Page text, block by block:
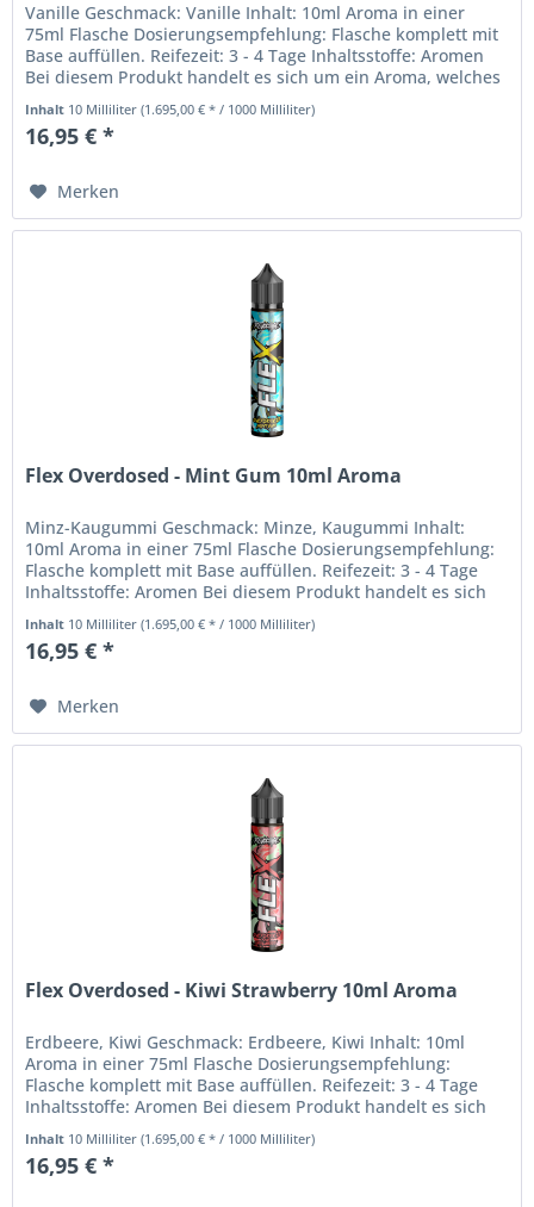
Vanille Geschmack: Vanille Inhalt: 10ml Aroma in einer
75ml Flasche Dosierungsempfehlung: Flasche komplett mit
Base auffüllen. Reifezeit: 3 - 4 Tage Inhaltsstoffe: Aromen
Bei diesem Produkt handelt es sich um ein Aroma, welches
nicht zum...
Inhalt 10 Milliliter(1.695,00 € * / 1000 Milliliter)
16,95 € *
Merken
Flex Overdosed - Mint Gum 10ml Aroma
Minz-Kaugummi Geschmack: Minze, Kaugummi Inhalt:
10ml Aroma in einer 75ml Flasche Dosierungsempfehlung:
Flasche komplett mit Base auffüllen. Reifezeit: 3 - 4 Tage
Inhaltsstoffe: Aromen Bei diesem Produkt handelt es sich
um ein Aroma,...
Inhalt 10 Milliliter(1.695,00 € * / 1000 Milliliter)
16,95 € *
Merken
Flex Overdosed - Kiwi Strawberry 10ml Aroma
Erdbeere, Kiwi Geschmack: Erdbeere, Kiwi Inhalt: 10ml
Aroma in einer 75ml Flasche Dosierungsempfehlung:
Flasche komplett mit Base auffüllen. Reifezeit: 3 - 4 Tage
Inhaltsstoffe: Aromen Bei diesem Produkt handelt es sich
um ein Aroma,...
Inhalt 10 Milliliter(1.695,00 € * / 1000 Milliliter)
16,95 € *